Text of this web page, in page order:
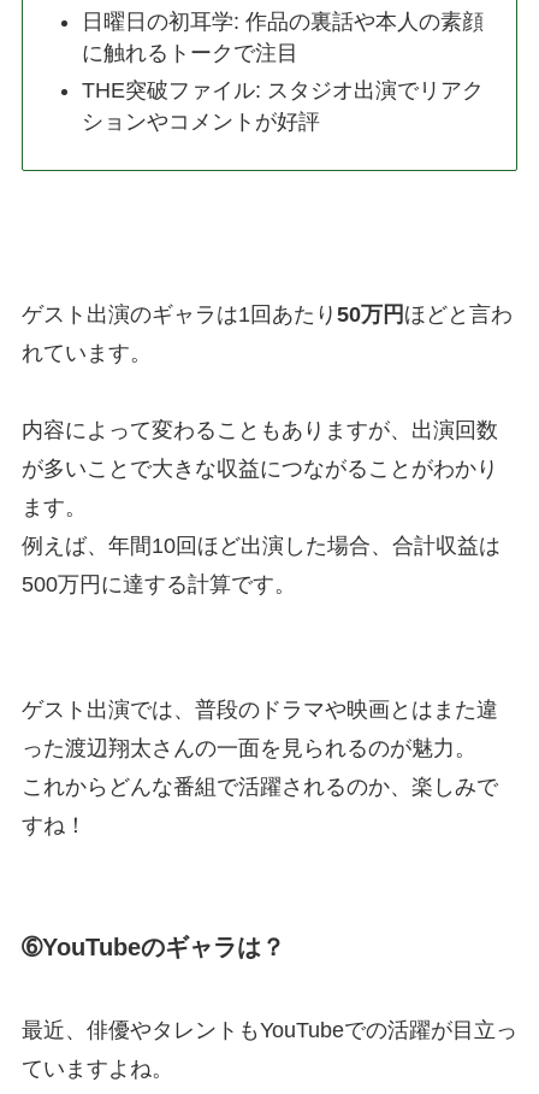
日曜日の初耳学: 作品の裏話や本人の素顔
に触れるトークで注目
THE突破ファイル: スタジオ出演でリアク
ションやコメントが好評
ゲスト出演のギャラは1回あたり 50万円 ほどと言わ
れています。
内容によって変わることもありますが、出演回数
が多いことで大きな収益につながることがわかり
ます。
例えば、年間10回ほど出演した場合、合計収益は
500万円に達する計算です。
ゲスト出演では、普段のドラマや映画とはまた違
った渡辺翔太さんの一面を見られるのが魅力。
これからどんな番組で活躍されるのか、楽しみで
すね！
➅YouTubeのギャラは？
最近、俳優やタレントもYouTubeでの活躍が目立っ
ていますよね。